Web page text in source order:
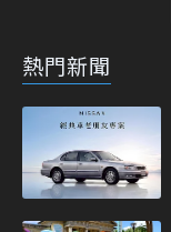
熱門新聞